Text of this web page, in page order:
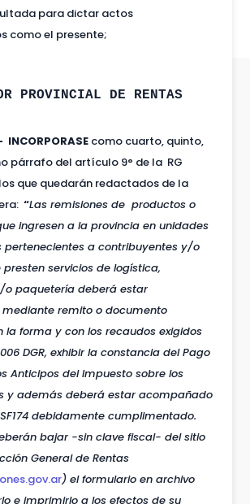
para dictar actos
como el presente;
PROVINCIAL DE RENTAS
INCORPORASE como cuarto, quinto,
párrafo del artículo 9° de la RG
que quedarán redactados de la
“Las remisiones de productos o
ingresen a la provincia en unidades
pertenecientes a contribuyentes y/o
servicios de logística,
paquetería deberá estar
remito o documento
la forma y con los recaudos exigidos
DGR, exhibir la constancia del Pago
Anticipos del Impuesto sobre los
y además deberá estar acompañado
debidamente cumplimentado.
bajar -sin clave fiscal- del sitio
General de Rentas
) el formulario en archivo
e imprimirlo a los efectos de su